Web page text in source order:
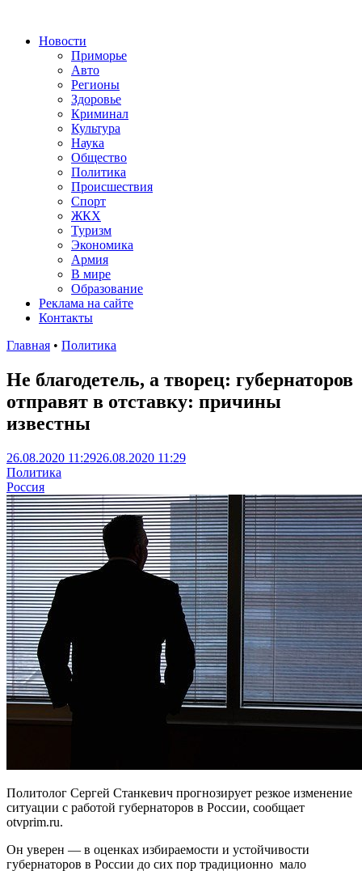
Новости
Приморье
Авто
Регионы
Здоровье
Криминал
Культура
Наука
Общество
Политика
Происшествия
Спорт
ЖКХ
Туризм
Экономика
Армия
В мире
Образование
Реклама на сайте
Контакты
Главная • Политика
Не благодетель, а творец: губернаторов
отправят в отставку: причины
известны
26.08.2020 11:2926.08.2020 11:29
Политика
Россия
Политолог Сергей Станкевич прогнозирует резкое изменение
ситуации с работой губернаторов в России, сообщает
otvprim.ru.
Он уверен — в оценках избираемости и устойчивости
губернаторов в России до сих пор традиционно мало